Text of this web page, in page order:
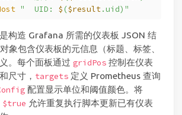
"  UID: $ ($result.uid)"
构造 Grafana 所需的仪表板 JSON 结
对象包含仪表板的元信息（标题、标签、
。每个面板通过 gridPos 控制在仪表
尺寸， targets 定义 Prometheus 查询
配置显示单位和阈值颜色。将
$true 允许重复执行脚本更新已有仪表